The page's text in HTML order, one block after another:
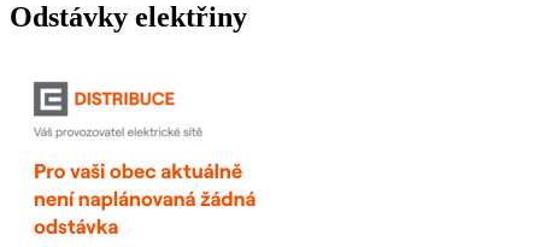
Odstávky elektřiny